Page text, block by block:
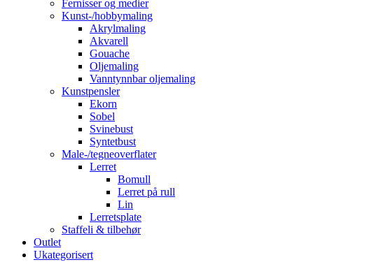
Fernisser og medier
Kunst-/hobbymaling
Akrylmaling
Akvarell
Gouache
Oljemaling
Vanntynnbar oljemaling
Kunstpensler
Ekorn
Sobel
Svinebust
Syntetbust
Male-/tegneoverflater
Lerret
Bomull
Lerret på rull
Lin
Lerretsplate
Staffeli & tilbehør
Outlet
Ukategorisert